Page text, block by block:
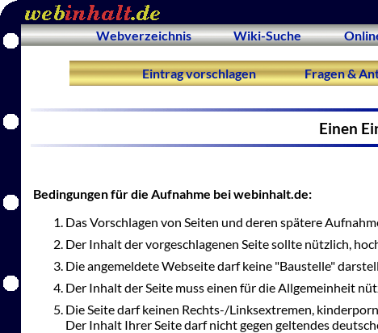
Webverzeichnis Wiki-Suche
Eintrag vorschlagen Fragen &
Einen
Bedingungen für die Aufnahme bei webinhalt.de:
Das Vorschlagen von Seiten und deren spätere
Der Inhalt der vorgeschlagenen Seite sollte nützlich,
Die angemeldete Webseite darf keine "Baustelle"
Der Inhalt der Seite muss einen für die Allgemeinheit
Die Seite darf keinen Rechts-/Linksextremen,
Der Inhalt Ihrer Seite darf nicht gegen geltendes